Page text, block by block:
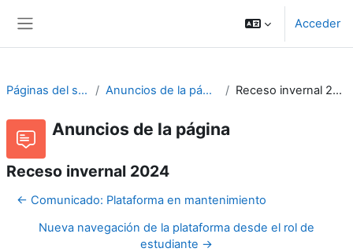
Acceder
Páginas del sitio Anuncios de la página Receso invernal 2024
Anuncios de la página
Receso invernal 2024
← Comunicado: Plataforma en mantenimiento
Nueva navegación de la plataforma desde el rol de
estudiante →